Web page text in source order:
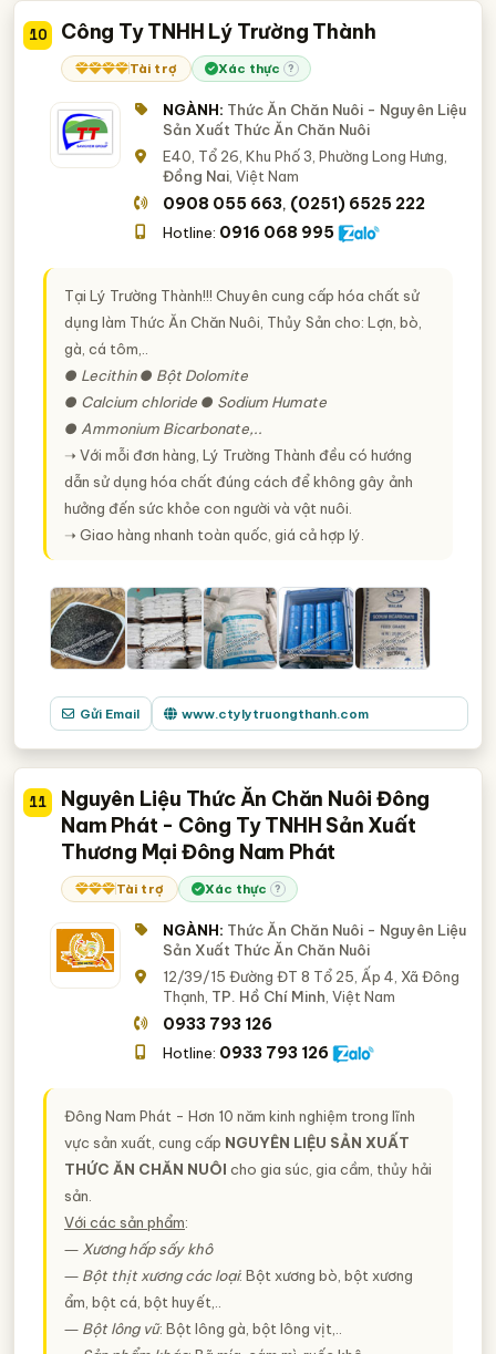
10 Công Ty TNHH Lý Trường Thành
Tài trợ Xác thực ?
NGÀNH: Thức Ăn Chăn Nuôi - Nguyên Liệu
Sản Xuất Thức Ăn Chăn Nuôi
E40, Tổ 26, Khu Phố 3, Phường Long Hưng,
Đồng Nai , Việt Nam
0908 055 663, (0251) 6525 222
Hotline: 0916 068 995
Tại Lý Trường Thành!!! Chuyên cung cấp hóa chất sử
dụng làm Thức Ăn Chăn Nuôi, Thủy Sản cho: Lợn, bò,
gà, cá tôm,..
● Lecithin ● Bột Dolomite
● Calcium chloride ● Sodium Humate
● Ammonium Bicarbonate,..
➝ Với mỗi đơn hàng, Lý Trường Thành đều có hướng
dẫn sử dụng hóa chất đúng cách để không gây ảnh
hưởng đến sức khỏe con người và vật nuôi.
➝ Giao hàng nhanh toàn quốc, giá cả hợp lý.
Gửi Email www.ctylytruongthanh.com
11
Nguyên Liệu Thức Ăn Chăn Nuôi Đông
Nam Phát - Công Ty TNHH Sản Xuất
Thương Mại Đông Nam Phát
Tài trợ Xác thực ?
NGÀNH: Thức Ăn Chăn Nuôi - Nguyên Liệu
Sản Xuất Thức Ăn Chăn Nuôi
12/39/15 Đường ĐT 8 Tổ 25, Ấp 4, Xã Đông
Thạnh, TP. Hồ Chí Minh , Việt Nam
0933 793 126
Hotline: 0933 793 126
Đông Nam Phát - Hơn 10 năm kinh nghiệm trong lĩnh
vực sản xuất, cung cấp NGUYÊN LIỆU SẢN XUẤT
THỨC ĂN CHĂN NUÔI cho gia súc, gia cầm, thủy hải
sản.
Với các sản phẩm:
― Xương hấp sấy khô
― Bột thịt xương các loại: Bột xương bò, bột xương
ẩm, bột cá, bột huyết,..
― Bột lông vũ: Bột lông gà, bột lông vịt,..